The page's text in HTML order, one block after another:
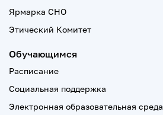
Ярмарка СНО
Этический Комитет
Обучающимся
Расписание
Социальная поддержка
Электронная образовательная среда